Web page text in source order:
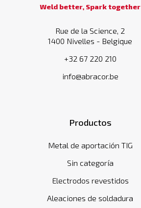
Weld better, Spark together
Rue de la Science, 2
1400 Nivelles - Belgique
+32 67 220 210
info@abracor.be
Productos
Metal de aportación TIG
Sin categoría
Electrodos revestidos
Aleaciones de soldadura